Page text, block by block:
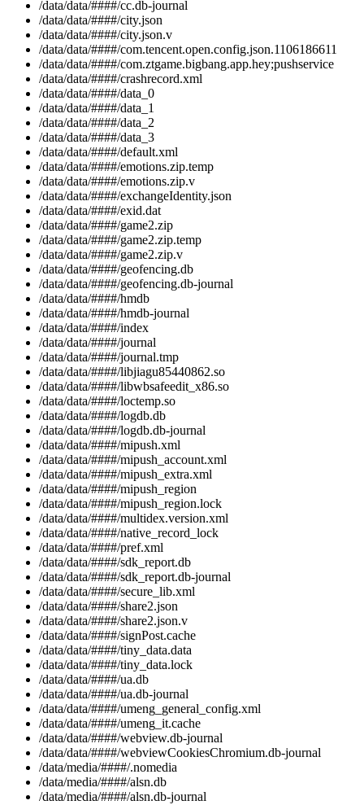
/data/data/####/cc.db-journal
/data/data/####/city.json
/data/data/####/city.json.v
/data/data/####/com.tencent.open.config.json.1106186611
/data/data/####/com.ztgame.bigbang.app.hey;pushservice
/data/data/####/crashrecord.xml
/data/data/####/data_0
/data/data/####/data_1
/data/data/####/data_2
/data/data/####/data_3
/data/data/####/default.xml
/data/data/####/emotions.zip.temp
/data/data/####/emotions.zip.v
/data/data/####/exchangeIdentity.json
/data/data/####/exid.dat
/data/data/####/game2.zip
/data/data/####/game2.zip.temp
/data/data/####/game2.zip.v
/data/data/####/geofencing.db
/data/data/####/geofencing.db-journal
/data/data/####/hmdb
/data/data/####/hmdb-journal
/data/data/####/index
/data/data/####/journal
/data/data/####/journal.tmp
/data/data/####/libjiagu85440862.so
/data/data/####/libwbsafeedit_x86.so
/data/data/####/loctemp.so
/data/data/####/logdb.db
/data/data/####/logdb.db-journal
/data/data/####/mipush.xml
/data/data/####/mipush_account.xml
/data/data/####/mipush_extra.xml
/data/data/####/mipush_region
/data/data/####/mipush_region.lock
/data/data/####/multidex.version.xml
/data/data/####/native_record_lock
/data/data/####/pref.xml
/data/data/####/sdk_report.db
/data/data/####/sdk_report.db-journal
/data/data/####/secure_lib.xml
/data/data/####/share2.json
/data/data/####/share2.json.v
/data/data/####/signPost.cache
/data/data/####/tiny_data.data
/data/data/####/tiny_data.lock
/data/data/####/ua.db
/data/data/####/ua.db-journal
/data/data/####/umeng_general_config.xml
/data/data/####/umeng_it.cache
/data/data/####/webview.db-journal
/data/data/####/webviewCookiesChromium.db-journal
/data/media/####/.nomedia
/data/media/####/alsn.db
/data/media/####/alsn.db-journal